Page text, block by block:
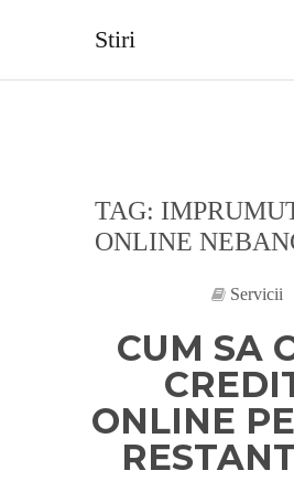
Stiri
TAG:
ONLINE
Servicii
CUM SA
ONLINE